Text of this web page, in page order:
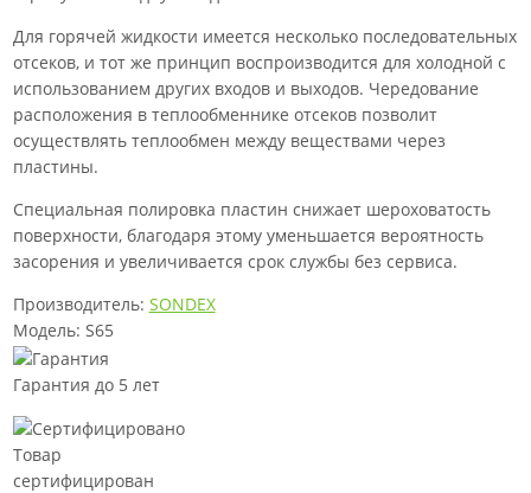
Для горячей жидкости имеется несколько последовательных
отсеков, и тот же принцип воспроизводится для холодной с
использованием других входов и выходов. Чередование
расположения в теплообменнике отсеков позволит
осуществлять теплообмен между веществами через
пластины.
Специальная полировка пластин снижает шероховатость
поверхности, благодаря этому уменьшается вероятность
засорения и увеличивается срок службы без сервиса.
Производитель: SONDEX
Модель: S65
Гарантия до 5 лет
Товар
сертифицирован